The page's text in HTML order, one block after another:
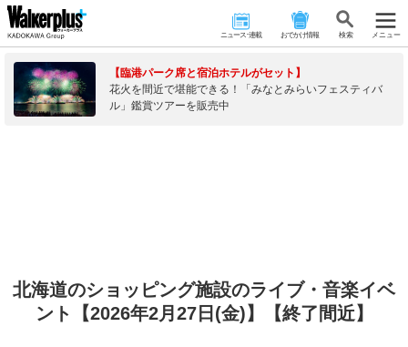
ニュース･連載 おでかけ情報 検 索 メニュー
【臨港パーク席と宿泊ホテルがセット】
花火を間近で堪能できる！「みなとみらいフェスティバ
ル」鑑賞ツアーを販売中
北海道のショッピング施設のライブ・音楽イベ
ント【2026年2月27日(金)】【終了間近】